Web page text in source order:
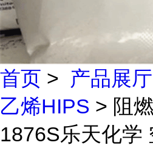
首页 > 产品展厅
乙烯HIPS > 阻
1876S乐天化学